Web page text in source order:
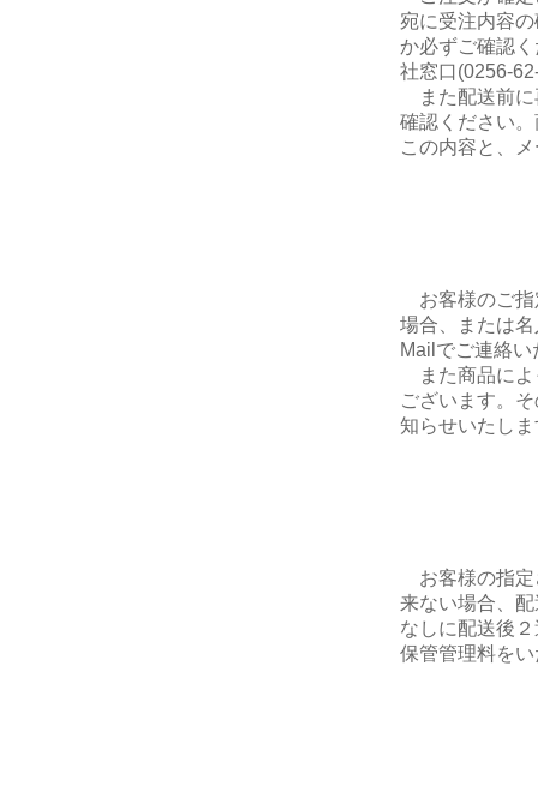
宛に受注内容
か必ずご確認
社窓口(0256-
また配送前に
確認ください
この内容と、
お客様のご指
場合、または
Mailでご連絡い
また商品によ
ございます。
知らせいたし
お客様の指定
来ない場合、
なしに配送後
保管管理料を